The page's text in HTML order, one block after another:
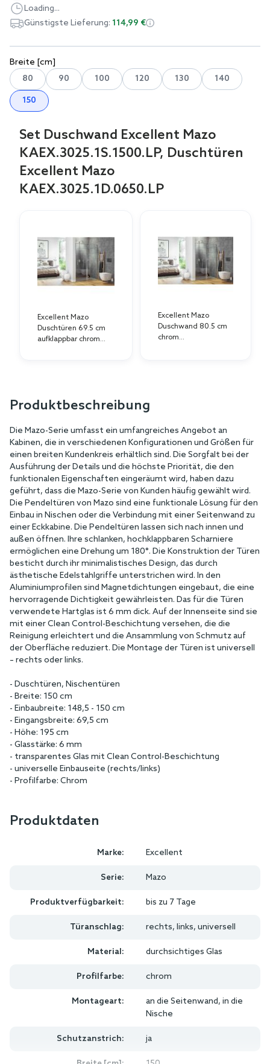
Breite [cm]
80
90 100 120 130 140
150
Loading...
Günstigste Lieferung: 114,99 €
Set Duschwand Excellent Mazo
KAEX.3025.1S.1500.LP, Duschtüren
Excellent Mazo
KAEX.3025.1D.0650.LP
Excellent Mazo
Duschtüren 69.5 cm
aufklappbar chrom
Excellent Mazo
Duschwand 80.5 cm
chrom
Produktbeschreibung
Die Mazo-Serie umfasst ein umfangreiches Angebot an
Kabinen, die in verschiedenen Konfigurationen und Größen für
einen breiten Kundenkreis erhältlich sind. Die Sorgfalt bei der
Ausführung der Details und die höchste Priorität, die den
funktionalen Eigenschaften eingeräumt wird, haben dazu
geführt, dass die Mazo-Serie von Kunden häufig gewählt wird.
Die Pendeltüren von Mazo sind eine funktionale Lösung für den
Einbau in Nischen oder die Verbindung mit einer Seitenwand zu
einer Eckkabine. Die Pendeltüren lassen sich nach innen und
außen öffnen. Ihre schlanken, hochklappbaren Scharniere
ermöglichen eine Drehung um 180°. Die Konstruktion der Türen
besticht durch ihr minimalistisches Design, das durch
ästhetische Edelstahlgriffe unterstrichen wird. In den
Aluminiumprofilen sind Magnetdichtungen eingebaut, die eine
hervorragende Dichtigkeit gewährleisten. Das für die Türen
verwendete Hartglas ist 6 mm dick. Auf der Innenseite sind sie
mit einer Clean Control-Beschichtung versehen, die die
Reinigung erleichtert und die Ansammlung von Schmutz auf
der Oberfläche reduziert. Die Montage der Türen ist universell
– rechts oder links.
- Duschtüren, Nischentüren
- Breite: 150 cm
- Einbaubreite: 148,5 - 150 cm
- Eingangsbreite: 69,5 cm
- Höhe: 195 cm
- Glasstärke: 6 mm
- transparentes Glas mit Clean Control-Beschichtung
- universelle Einbauseite (rechts/links)
- Profilfarbe: Chrom
Produktdaten
Marke: Excellent
Serie: Mazo
Produktverfügbarkeit: bis zu 7 Tage
Türanschlag: rechts, links, universell
Material: durchsichtiges Glas
Profilfarbe: chrom
Montageart:
an die Seitenwand, in die
Nische
Schutzanstrich: ja